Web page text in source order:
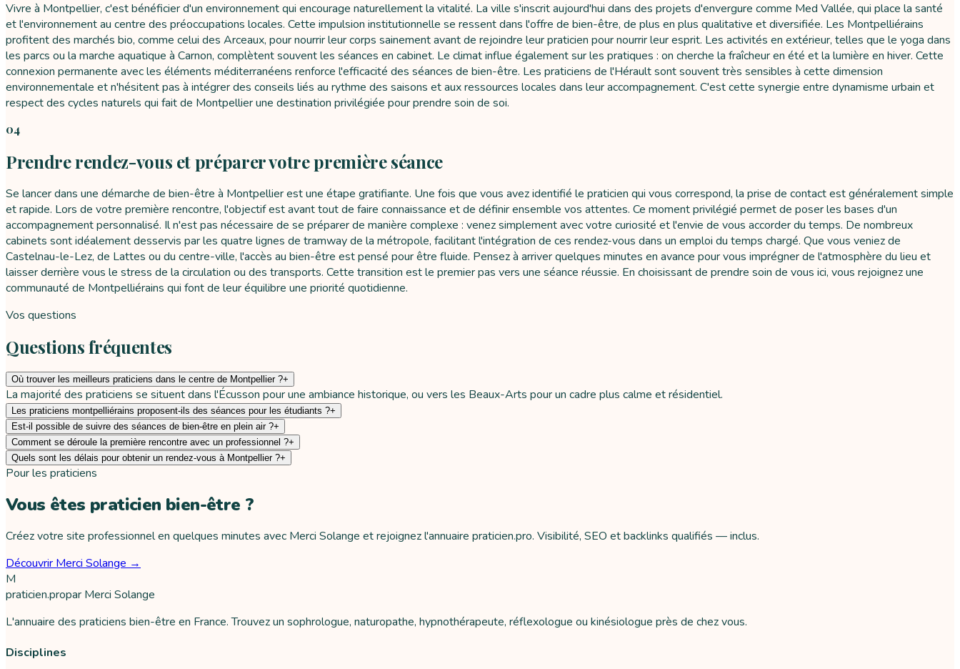
Vivre à Montpellier, c'est bénéficier d'un environnement qui encourage naturellement la vitalité. La ville s'inscrit aujourd'hui dans des projets d'envergure comme Med Vallée, qui place la santé
et l'environnement au centre des préoccupations locales. Cette impulsion institutionnelle se ressent dans l'offre de bien-être, de plus en plus qualitative et diversifiée. Les Montpelliérains
profitent des marchés bio, comme celui des Arceaux, pour nourrir leur corps sainement avant de rejoindre leur praticien pour nourrir leur esprit. Les activités en extérieur, telles que le yoga dans
les parcs ou la marche aquatique à Carnon, complètent souvent les séances en cabinet. Le climat influe également sur les pratiques : on cherche la fraîcheur en été et la lumière en hiver. Cette
connexion permanente avec les éléments méditerranéens renforce l'efficacité des séances de bien-être. Les praticiens de l'Hérault sont souvent très sensibles à cette dimension
environnementale et n'hésitent pas à intégrer des conseils liés au rythme des saisons et aux ressources locales dans leur accompagnement. C'est cette synergie entre dynamisme urbain et
respect des cycles naturels qui fait de Montpellier une destination privilégiée pour prendre soin de soi.
04
Prendre rendez-vous et préparer votre première séance
Se lancer dans une démarche de bien-être à Montpellier est une étape gratifiante. Une fois que vous avez identifié le praticien qui vous correspond, la prise de contact est généralement simple
et rapide. Lors de votre première rencontre, l'objectif est avant tout de faire connaissance et de définir ensemble vos attentes. Ce moment privilégié permet de poser les bases d'un
accompagnement personnalisé. Il n'est pas nécessaire de se préparer de manière complexe : venez simplement avec votre curiosité et l'envie de vous accorder du temps. De nombreux
cabinets sont idéalement desservis par les quatre lignes de tramway de la métropole, facilitant l'intégration de ces rendez-vous dans un emploi du temps chargé. Que vous veniez de
Castelnau-le-Lez, de Lattes ou du centre-ville, l'accès au bien-être est pensé pour être fluide. Pensez à arriver quelques minutes en avance pour vous imprégner de l'atmosphère du lieu et
laisser derrière vous le stress de la circulation ou des transports. Cette transition est le premier pas vers une séance réussie. En choisissant de prendre soin de vous ici, vous rejoignez une
communauté de Montpelliérains qui font de leur équilibre une priorité quotidienne.
Vos questions
Questions fréquentes
Où trouver les meilleurs praticiens dans le centre de Montpellier ?+
La majorité des praticiens se situent dans l'Écusson pour une ambiance historique, ou vers les Beaux-Arts pour un cadre plus calme et résidentiel.
Les praticiens montpelliérains proposent-ils des séances pour les étudiants ?+
Est-il possible de suivre des séances de bien-être en plein air ?+
Comment se déroule la première rencontre avec un professionnel ?+
Quels sont les délais pour obtenir un rendez-vous à Montpellier ?+
Pour les praticiens
Vous êtes praticien bien-être ?
Créez votre site professionnel en quelques minutes avec Merci Solange et rejoignez l'annuaire praticien.pro. Visibilité, SEO et backlinks qualifiés — inclus.
Découvrir Merci Solange →
M
praticien.propar Merci Solange
L'annuaire des praticiens bien-être en France. Trouvez un sophrologue, naturopathe, hypnothérapeute, réflexologue ou kinésiologue près de chez vous.
Disciplines